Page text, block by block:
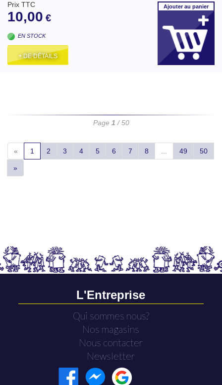
Prix TTC
10,00 €
EN STOCK
+ DE DÉTAILS
Ajouterau panier
Page 1 / 50
« 1 2 3 4 5 6 7 8 49 50
»
L'Entreprise
Qui sommes nous?
Nos magasins
Nous contacter
Newsletter